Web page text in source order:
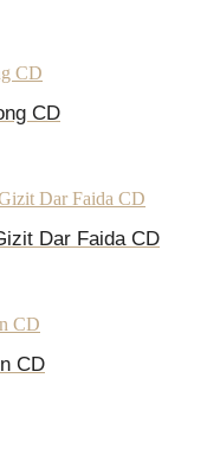
CD
Dar Faida CD
CD